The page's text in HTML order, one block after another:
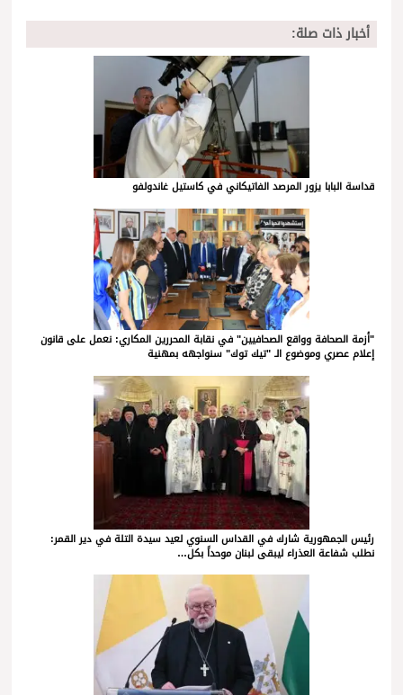
أخبار ذات صلة:
قداسة البابا يزور المرصد الفاتيكاني في كاستيل غاندولفو
"أزمة الصحافة وواقع الصحافيين" في نقابة المحررين المكاري: نعمل على قانون
إعلام عصري وموضوع الـ "تيك توك" سنواجهه بمهنية
رئيس الجمهورية شارك في القداس السنوي لعيد سيدة التلة في دير القمر:
نطلب شفاعة العذراء ليبقى لبنان موحداً بكل…